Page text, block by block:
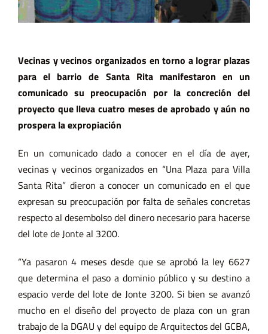
Vecinas y vecinos organizados en torno a lograr plazas
para el barrio de Santa Rita manifestaron en un
comunicado su preocupación por la concreción del
proyecto que lleva cuatro meses de aprobado y aún no
prospera la expropiación
En un comunicado dado a conocer en el día de ayer,
vecinas y vecinos organizados en “Una Plaza para Villa
Santa Rita” dieron a conocer un comunicado en el que
expresan su preocupación por falta de señales concretas
respecto al desembolso del dinero necesario para hacerse
del lote de Jonte al 3200.
“Ya pasaron 4 meses desde que se aprobó la ley 6627
que determina el paso a dominio público y su destino a
espacio verde del lote de Jonte 3200. Si bien se avanzó
mucho en el diseño del proyecto de plaza con un gran
trabajo de la DGAU y del equipo de Arquitectos del GCBA,